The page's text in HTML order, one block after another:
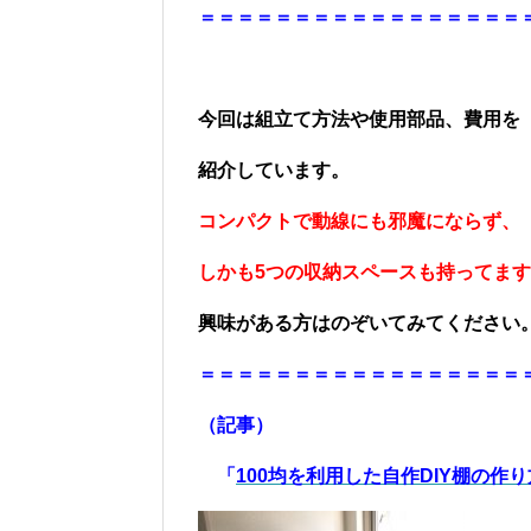
＝＝＝＝＝＝＝＝＝＝＝＝＝＝＝＝＝
今回は組立て方法や使用部品、費用を
紹介しています。
コンパクトで動線にも邪魔にならず、
しかも5つの収納スペースも持ってます
興味がある方はのぞいてみてください。
＝＝＝＝＝＝＝＝＝＝＝＝＝＝＝＝＝
（記事）
「 100均を利用した自作DIY棚の作り